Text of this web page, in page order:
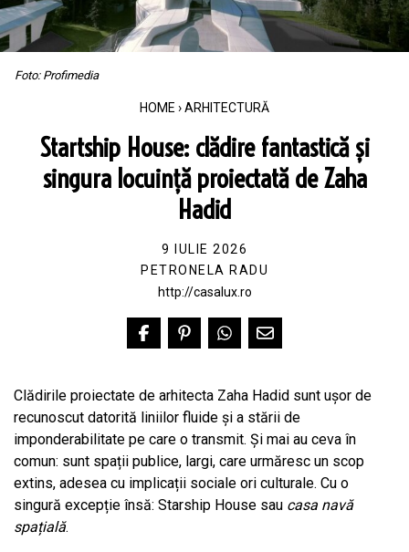
Foto: Profimedia
HOME ›ARHITECTURĂ
Startship House: clădire fantastică și
singura locuință proiectată de Zaha
Hadid
9 IULIE 2026
PETRONELA RADU
http://casalux.ro
Clădirile proiectate de arhitecta Zaha Hadid sunt ușor de
recunoscut datorită liniilor fluide și a stării de
imponderabilitate pe care o transmit. Și mai au ceva în
comun: sunt spații publice, largi, care urmăresc un scop
extins, adesea cu implicații sociale ori culturale. Cu o
singură excepție însă: Starship House sau casa navă
spațială.